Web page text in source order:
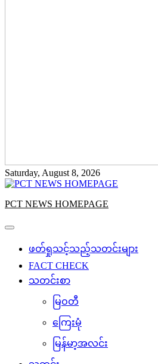
Saturday, August 8, 2026
PCT NEWS HOMEPAGE
ဖတ်ရှုသင့်သည့်သတင်းများ
FACT CHECK
သတင်းစာ
မြဝတီ
ကြေးမုံ
မြန်မာ့အလင်း